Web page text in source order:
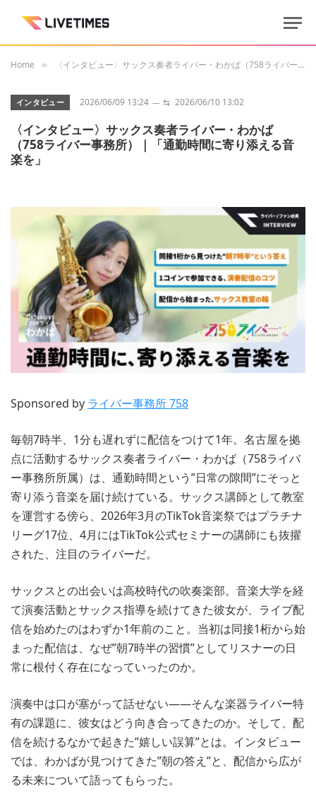
Home » 〈インタビュー〉サックス奏者ライバー・わかば（758ライバー事務所）｜「通勤時間に寄り添える音楽を」
インタビュー 2026/06/09 13:24 ⇆ 2026/06/10 13:02
〈インタビュー〉サックス奏者ライバー・わかば
（758ライバー事務所）｜「通勤時間に寄り添える音
楽を」
Sponsored by ライバー事務所 758
毎朝7時半、1分も遅れずに配信をつけて1年。名古屋を拠
点に活動するサックス奏者ライバー・わかば（758ライバ
ー事務所所属）は、通勤時間という”日常の隙間”にそっと
寄り添う音楽を届け続けている。サックス講師として教室
を運営する傍ら、2026年3月のTikTok音楽祭ではプラチナ
リーグ17位、4月にはTikTok公式セミナーの講師にも抜擢
された、注目のライバーだ。
サックスとの出会いは高校時代の吹奏楽部。音楽大学を経
て演奏活動とサックス指導を続けてきた彼女が、ライブ配
信を始めたのはわずか1年前のこと。当初は同接1桁から始
まった配信は、なぜ”朝7時半の習慣”としてリスナーの日
常に根付く存在になっていったのか。
演奏中は口が塞がって話せない――そんな楽器ライバー特
有の課題に、彼女はどう向き合ってきたのか。そして、配
信を続けるなかで起きた”嬉しい誤算”とは。インタビュー
では、わかばが見つけてきた”朝の答え”と、配信から広が
る未来について語ってもらった。